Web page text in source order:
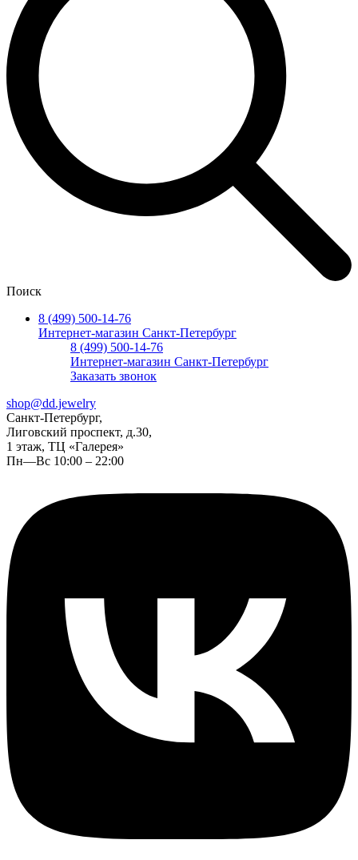
Поиск
8 (499) 500-14-76
Интернет-магазин Санкт-Петербург
8 (499) 500-14-76
Интернет-магазин Санкт-Петербург
Заказать звонок
shop@dd.jewelry
Санкт-Петербург,
Лиговский проспект, д.30,
1 этаж, ТЦ «Галерея»
Пн—Вс 10:00 – 22:00